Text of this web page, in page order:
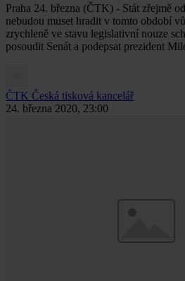
Praha 24. března (ČTK) - Stát zřejmě
nebudou muset hradit v tomto období
zrychleně ve stavu legislativní nouze
posoudit Senát a podepsat prezident
ČTK Česká tisková kancelář
24. března 2020, 23:00